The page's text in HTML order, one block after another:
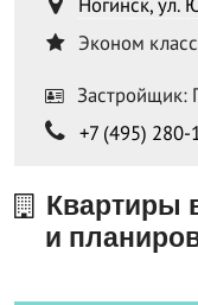
Эконом класс
Застройщик:
+7 (495) 280-
Квартиры
и